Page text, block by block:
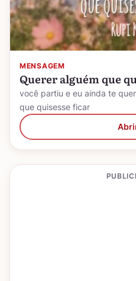
MENSAGEM
Querer alguém que
você partiu e eu ainda te
que quisesse ficar